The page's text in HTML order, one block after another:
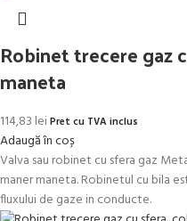
Robinet trecere gaz
maneta
114,83 leiPret cu TVA inclus
Adaugă în coș
Valva sau robinet cu sfera gaz
maner maneta. Robinetul cu bila
fluxului de gaze in conducte.